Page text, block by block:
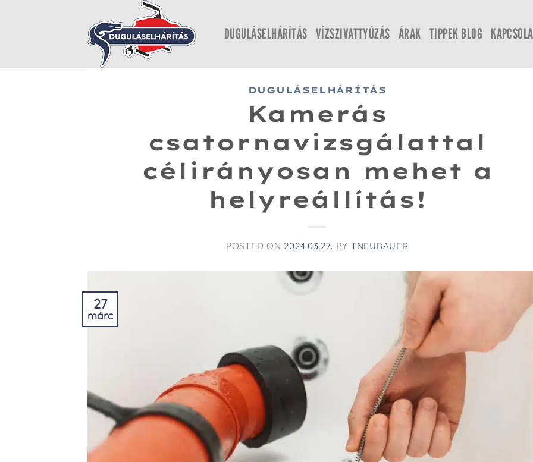
DUGULÁSELHÁRÍTÁS VÍZSZIVATTYÚZÁS ÁRAK TIPPEK BLOG
DUGULÁSELHÁRÍTÁS
Kamerás
csatornavizsgálattal
célirányosan mehet a
helyreállítás!
POSTED ON 2024.03.27. BY TNEUBAUER
27
márc